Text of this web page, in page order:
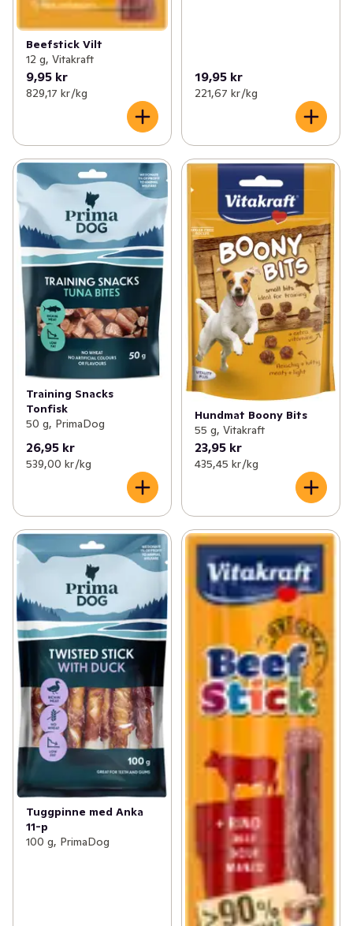
Beefstick Vilt
12 g, Vitakraft
9,95 kr
829,17 kr /kg
19,95 kr
221,67 kr /kg
Training Snacks
Tonfisk
50 g, PrimaDog
26,95 kr
539,00 kr /kg
Hundmat Boony Bits
55 g, Vitakraft
23,95 kr
435,45 kr /kg
Tuggpinne med Anka
11-p
100 g, PrimaDog